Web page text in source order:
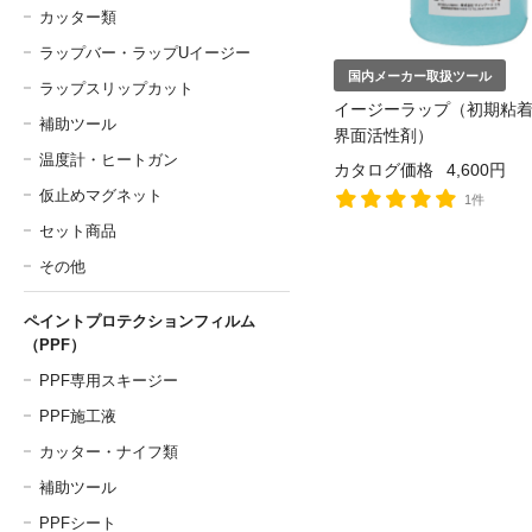
国内メーカー取扱ツール
イージーラップ（初期粘
界面活性剤）
カタログ価格
4,600円
1件
カッター類
ラップバー・ラップUイージー
ラップスリップカット
補助ツール
温度計・ヒートガン
仮止めマグネット
セット商品
その他
ペイントプロテクションフィルム
（PPF）
PPF専用スキージー
PPF施工液
カッター・ナイフ類
補助ツール
PPFシート